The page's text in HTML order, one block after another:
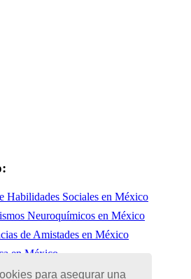
para asegurar una
Habilidades Sociales en México
Neuroquímicos en México
de Amistades en México
en México
Familiar